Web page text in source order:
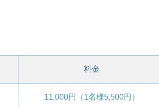
料金
11,000円（1名様5,500円）